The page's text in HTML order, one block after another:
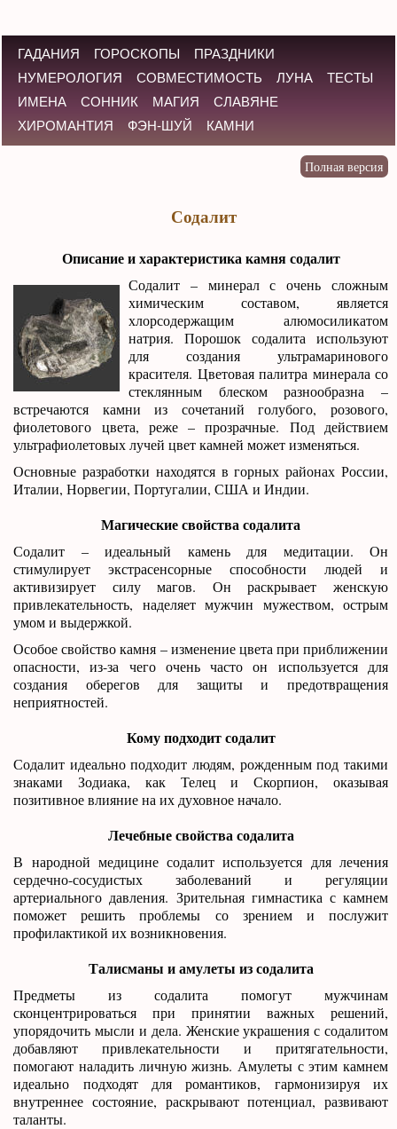
ГАДАНИЯ ГОРОСКОПЫ
ПРАЗДНИКИ
НУМЕРОЛОГИЯ
СОВМЕСТИМОСТЬ ЛУНА
ТЕСТЫ
ИМЕНА
СОННИК МАГИЯ
СЛАВЯНЕ
ХИРОМАНТИЯ
ФЭН-ШУЙ КАМНИ
Содалит
Описание и характеристика камня содалит
Содалит – минерал с очень сложным
химическим составом, является
хлорсодержащим алюмосиликатом
натрия. Порошок содалита используют
для создания ультрамаринового
красителя. Цветовая палитра минерала со
стеклянным блеском разнообразна –
встречаются камни из сочетаний голубого, розового,
фиолетового цвета, реже – прозрачные. Под действием
ультрафиолетовых лучей цвет камней может изменяться.
Основные разработки находятся в горных районах России,
Италии, Норвегии, Португалии, США и Индии.
Магические свойства содалита
Содалит – идеальный камень для медитации. Он
стимулирует экстрасенсорные способности людей и
активизирует силу магов. Он раскрывает женскую
привлекательность, наделяет мужчин мужеством, острым
умом и выдержкой.
Особое свойство камня – изменение цвета при приближении
опасности, из-за чего очень часто он используется для
создания оберегов для защиты и предотвращения
неприятностей.
Кому подходит содалит
Содалит идеально подходит людям, рожденным под такими
знаками Зодиака, как Телец и Скорпион, оказывая
позитивное влияние на их духовное начало.
Лечебные свойства содалита
В народной медицине содалит используется для лечения
сердечно-сосудистых заболеваний и регуляции
артериального давления. Зрительная гимнастика с камнем
поможет решить проблемы со зрением и послужит
профилактикой их возникновения.
Талисманы и амулеты из содалита
Предметы из содалита помогут мужчинам
сконцентрироваться при принятии важных решений,
упорядочить мысли и дела. Женские украшения с содалитом
добавляют привлекательности и притягательности,
помогают наладить личную жизнь. Амулеты с этим камнем
идеально подходят для романтиков, гармонизируя их
внутреннее состояние, раскрывают потенциал, развивают
таланты.